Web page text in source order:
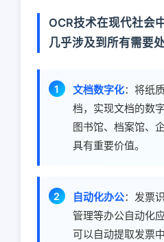
OCR技术在现代社会
几乎涉及到所有需要
文档数字化：将纸
档，实现文档的数
图书馆、档案馆、
具有重要价值。
自动化办公：发票
管理等办公自动化
可以自动提取发票